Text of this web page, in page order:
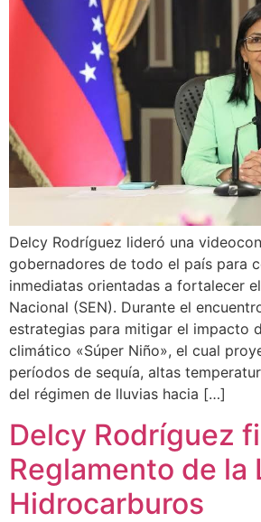
Delcy Rodríguez lideró una
gobernadores de todo el país para
inmediatas orientadas a fortalecer
Nacional (SEN). Durante el
estrategias para mitigar el impacto
climático «Súper Niño», el cual
períodos de sequía, altas
del régimen de lluvias hacia […]
Delcy Rodríguez
Reglamento de la
Hidrocarburos